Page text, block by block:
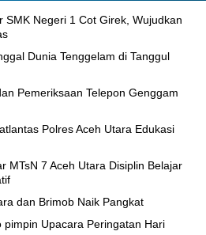
SMK Negeri 1 Cot Girek, Wujudkan
Dunia Tenggelam di Tanggul
Pemeriksaan Telepon Genggam
Polres Aceh Utara Edukasi
MTsN 7 Aceh Utara Disiplin Belajar
dan Brimob Naik Pangkat
pimpin Upacara Peringatan Hari